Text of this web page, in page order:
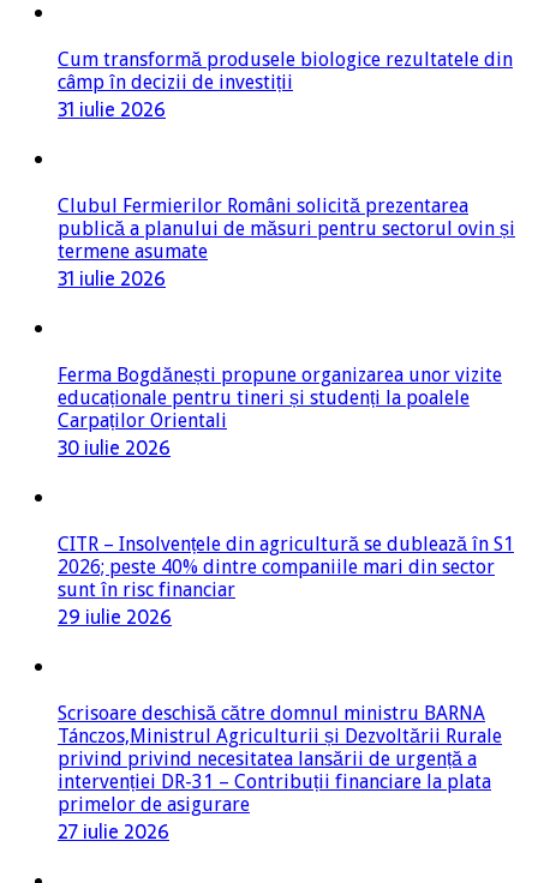
Cum transformă produsele biologice rezultatele din
câmp în decizii de investiții
31 iulie 2026
Clubul Fermierilor Români solicită prezentarea
publică a planului de măsuri pentru sectorul ovin și
termene asumate
31 iulie 2026
Ferma Bogdănești propune organizarea unor vizite
educaționale pentru tineri și studenți la poalele
Carpaților Orientali
30 iulie 2026
CITR – Insolvențele din agricultură se dublează în S1
2026; peste 40% dintre companiile mari din sector
sunt în risc financiar
29 iulie 2026
Scrisoare deschisă către domnul ministru BARNA
Tánczos,Ministrul Agriculturii și Dezvoltării Rurale
privind privind necesitatea lansării de urgență a
intervenției DR-31 – Contribuții financiare la plata
primelor de asigurare
27 iulie 2026